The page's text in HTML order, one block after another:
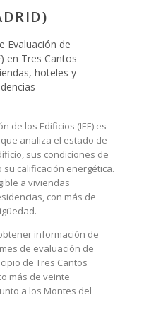
Evaluación de
en Tres Cantos
hoteles y
de los Edificios (IEE) es
analiza el estado de
sus condiciones de
su calificación energética.
a viviendas
con más de
información de
de evaluación de
de Tres Cantos
más de veinte
a los Montes del